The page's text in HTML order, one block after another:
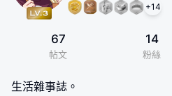
+14
67
帖文
14
粉絲
生活雜事誌。